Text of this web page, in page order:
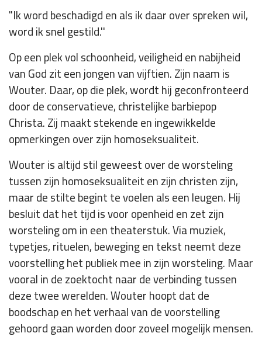
"Ik word beschadigd en als ik daar over spreken wil,
word ik snel gestild.''
Op een plek vol schoonheid, veiligheid en nabijheid
van God zit een jongen van vijftien. Zijn naam is
Wouter. Daar, op die plek, wordt hij geconfronteerd
door de conservatieve, christelijke barbiepop
Christa. Zij maakt stekende en ingewikkelde
opmerkingen over zijn homoseksualiteit.
Wouter is altijd stil geweest over de worsteling
tussen zijn homoseksualiteit en zijn christen zijn,
maar de stilte begint te voelen als een leugen. Hij
besluit dat het tijd is voor openheid en zet zijn
worsteling om in een theaterstuk. Via muziek,
typetjes, rituelen, beweging en tekst neemt deze
voorstelling het publiek mee in zijn worsteling. Maar
vooral in de zoektocht naar de verbinding tussen
deze twee werelden. Wouter hoopt dat de
boodschap en het verhaal van de voorstelling
gehoord gaan worden door zoveel mogelijk mensen.